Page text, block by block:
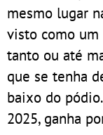
mesmo lugar
visto como
tanto ou até
que se tenha
baixo do
2025, ganha